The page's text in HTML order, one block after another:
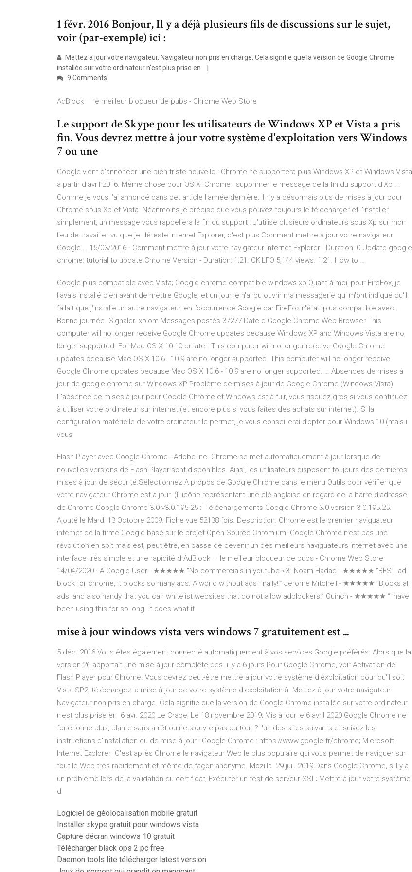
1 févr. 2016 Bonjour, Il y a déjà plusieurs fils de discussions sur le sujet,
voir (par-exemple) ici :
Mettez à jour votre navigateur. Navigateur non pris en charge. Cela signifie que la version de Google Chrome
installée sur votre ordinateur n'est plus prise en
9 Comments
AdBlock — le meilleur bloqueur de pubs - Chrome Web Store
Le support de Skype pour les utilisateurs de Windows XP et Vista a pris
fin. Vous devrez mettre à jour votre système d'exploitation vers Windows
7 ou une
Google vient d'annoncer une bien triste nouvelle : Chrome ne supportera plus Windows XP et Windows Vista
à partir d'avril 2016. Même chose pour OS X. Chrome : supprimer le message de la fin du support d'Xp ...
Comme je vous l'ai annoncé dans cet article l'année dernière, il n'y a désormais plus de mises à jour pour
Chrome sous Xp et Vista. Néanmoins je précise que vous pouvez toujours le télécharger et l'installer,
simplement, un message vous rappellera la fin du support : J'utilise plusieurs ordinateurs sous Xp sur mon
lieu de travail et vu que je déteste Internet Explorer, c'est plus Comment mettre à jour votre navigateur
Google … 15/03/2016 · Comment mettre à jour votre navigateur Internet Explorer - Duration: 0 Update google
chrome: tutorial to update Chrome Version - Duration: 1:21. CKILFO 5,144 views. 1:21. How to …
Google plus compatible avec Vista; Google chrome compatible windows xp Quant à moi, pour FireFox, je
l'avais installé bien avant de mettre Google, et un jour je n'ai pu ouvrir ma messagerie qui m'ont indiqué qu'il
fallait que j'installe un autre navigateur, en l’occurrence Google car FireFox n'était plus compatible avec .
Bonne journée. Signaler. xplom Messages postés 37277 Date d Google Chrome Web Browser This
computer will no longer receive Google Chrome updates because Windows XP and Windows Vista are no
longer supported. For Mac OS X 10.10 or later. This computer will no longer receive Google Chrome
updates because Mac OS X 10.6 - 10.9 are no longer supported. This computer will no longer receive
Google Chrome updates because Mac OS X 10.6 - 10.9 are no longer supported. … Absences de mises à
jour de google chrome sur Windows XP Problème de mises à jour de Google Chrome (Windows Vista)
L’absence de mises à jour pour Google Chrome et Windows est à fuir, vous risquez gros si vous continuez
à utiliser votre ordinateur sur internet (et encore plus si vous faites des achats sur internet). Si la
configuration matérielle de votre ordinateur le permet, je vous conseillerai d’opter pour Windows 10 (mais il
vous
Flash Player avec Google Chrome - Adobe Inc. Chrome se met automatiquement à jour lorsque de
nouvelles versions de Flash Player sont disponibles. Ainsi, les utilisateurs disposent toujours des dernières
mises à jour de sécurité.Sélectionnez A propos de Google Chrome dans le menu Outils pour vérifier que
votre navigateur Chrome est à jour. (L’icône représentant une clé anglaise en regard de la barre d’adresse
de Chrome Google Chrome 3.0 v3.0.195.25 :: Téléchargements Google Chrome 3.0 version 3.0.195.25.
Ajouté le Mardi 13 Octobre 2009. Fiche vue 52138 fois. Description. Chrome est le premier naviguateur
internet de la firme Google basé sur le projet Open Source Chromium. Google Chrome n'est pas une
révolution en soit mais est, peut être, en passe de devenir un des meilleurs naviguateurs internet avec une
interface très simple et une rapidité d AdBlock — le meilleur bloqueur de pubs - Chrome Web Store
14/04/2020 · A Google User - ★★★★★ “No commercials in youtube <3” Noam Hadad - ★★★★★ “BEST ad
block for chrome, it blocks so many ads. A world without ads finally!!” Jerome Mitchell - ★★★★★ “Blocks all
ads, and also handy that you can whitelist websites that do not allow adblockers.” Quinch - ★★★★★ “I have
been using this for so long. It does what it
mise à jour windows vista vers windows 7 gratuitement est ...
5 déc. 2016 Vous êtes également connecté automatiquement à vos services Google préférés. Alors que la
version 26 apportait une mise à jour complète des il y a 6 jours Pour Google Chrome, voir Activation de
Flash Player pour Chrome. Vous devrez peut-être mettre à jour votre système d'exploitation pour qu'il soit
Vista SP2, téléchargez la mise à jour de votre système d'exploitation à Mettez à jour votre navigateur.
Navigateur non pris en charge. Cela signifie que la version de Google Chrome installée sur votre ordinateur
n'est plus prise en 6 avr. 2020 Le Crabe; Le 18 novembre 2019; Mis à jour le 6 avril 2020 Google Chrome ne
fonctionne plus, plante sans arrêt ou ne s'ouvre pas du tout ? l'un des sites suivants et suivez les
instructions d'installation ou de mise à jour : Google Chrome : https://www.google.fr/chrome; Microsoft
Internet Explorer C'est après Chrome le navigateur Web le plus populaire qui vous permet de naviguer sur
tout le Web très rapidement et même de façon anonyme. Mozilla 29 juil. 2019 Dans Google Chrome, s'il y a
un problème lors de la validation du certificat, Exécuter un test de serveur SSL; Mettre à jour votre système
d'
Logiciel de géolocalisation mobile gratuit
Installer skype gratuit pour windows vista
Capture décran windows 10 gratuit
Télécharger black ops 2 pc free
Daemon tools lite télécharger latest version